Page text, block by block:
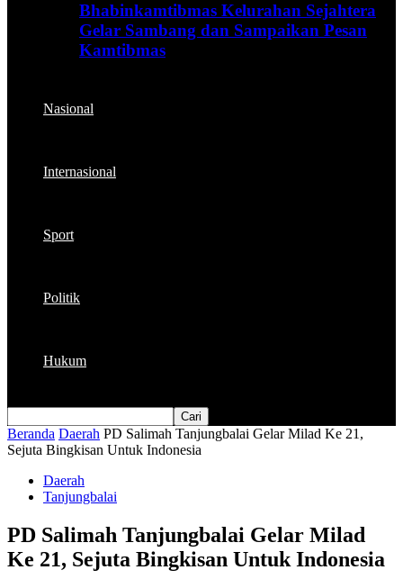
Bhabinkamtibmas Kelurahan Sejahtera
Gelar Sambang dan Sampaikan Pesan
Kamtibmas
Nasional
Internasional
Sport
Politik
Hukum
Beranda Daerah PD Salimah Tanjungbalai Gelar Milad Ke 21,
Sejuta Bingkisan Untuk Indonesia
Daerah
Tanjungbalai
PD Salimah Tanjungbalai Gelar Milad
Ke 21, Sejuta Bingkisan Untuk Indonesia